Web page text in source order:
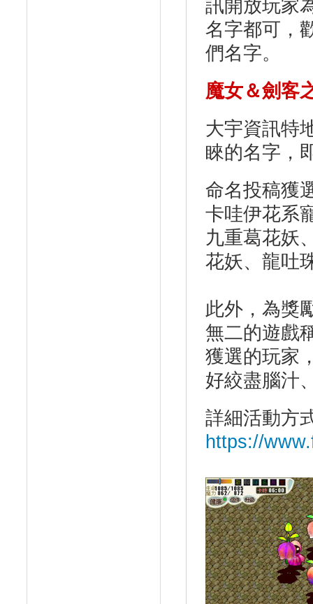
訊開放玩家
名字都可，
們名字。
魔女＆劍客
大宇資訊特
睞的名字，
命名投稿獲
卡哇伊花系
九重葛花妖
花妖、龍吐
此外，為獎
無二的遊戲
獲選的玩家
好絞盡腦汁
詳細活動方
https://